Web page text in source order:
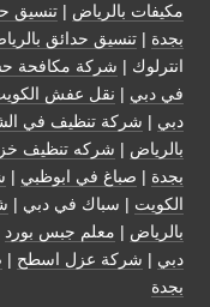
مكيفات بالرياض | تنسيق
بجدة | تنسيق حدائق
انترلوك | شركة مكافحة
في دبي | نقل عفش
دبي | شركة تنظيف في
بالرياض | شركه تنظيف
بجدة | صباغ في ابوظبي |
الكويت | سباك في دبي |
بالرياض | معلم جبس بورد
دبي | شركة عزل اسطح |
بجدة